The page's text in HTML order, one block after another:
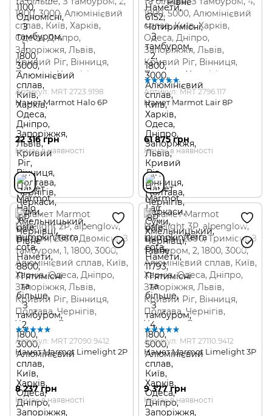
Артикул: MRT 2723.9198
Намет Marmot Halo 6P
22 316 грн
Немає в наявності
Артикул: MRT 2796.117
Намет Marmot Lair 8P
61 875 грн
Немає в наявності
Артикул: MRT 27090.9412
Намет Marmot Limelight 2P
8 237 грн
Немає в наявності
Артикул: MRT 27110.9412
Намет Marmot Limelight 3P
9 377 грн
Немає в наявності